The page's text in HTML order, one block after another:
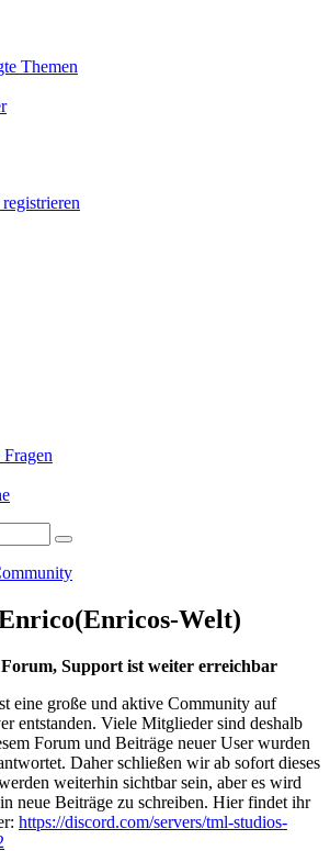
Themen
Welt)
Forum, Support ist weiter erreichbar
eine große und aktive Community auf
entstanden. Viele Mitglieder sind deshalb
Forum und Beiträge neuer User wurden
Daher schließen wir ab sofort dieses
weiterhin sichtbar sein, aber es wird
neue Beiträge zu schreiben. Hier findet ihr
https://discord.com/servers/tml-studios-